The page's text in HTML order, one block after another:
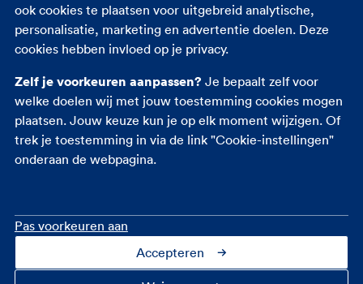
Rechtsbijstandverzekering
Ongevallenverzekering
Cookie-instellingen
ook cookies te plaatsen voor uitgebreid analytische,
personalisatie, marketing en advertentie doelen. Deze
cookies hebben invloed op je privacy.
Zelf je voorkeuren aanpassen? Je bepaalt zelf voor
welke doelen wij met jouw toestemming cookies mogen
plaatsen. Jouw keuze kun je op elk moment wijzigen. Of
trek je toestemming in via de link "Cookie-instellingen"
onderaan de webpagina.
Pas voorkeuren aan
Accepteren